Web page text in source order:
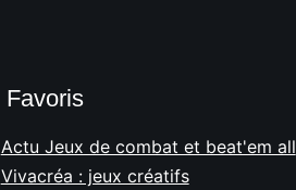
Favoris
Actu Jeux de combat et beat'em all
Vivacréa : jeux créatifs